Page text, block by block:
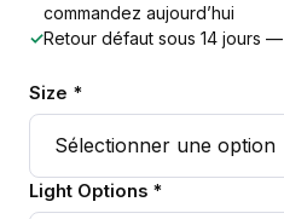
commandez aujourd’hui
✓Retour défaut sous 14 jours —
Size *
Light Options *